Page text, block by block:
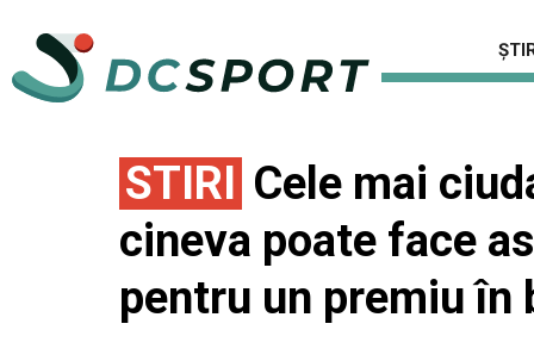
STIRI Cele mai
cineva poate face
pentru un premiu în